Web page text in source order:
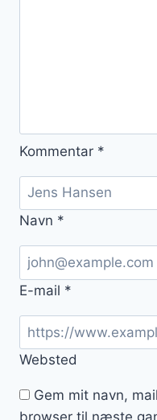
Kommentar *
Navn *
E-mail *
Websted
Gem mit navn,